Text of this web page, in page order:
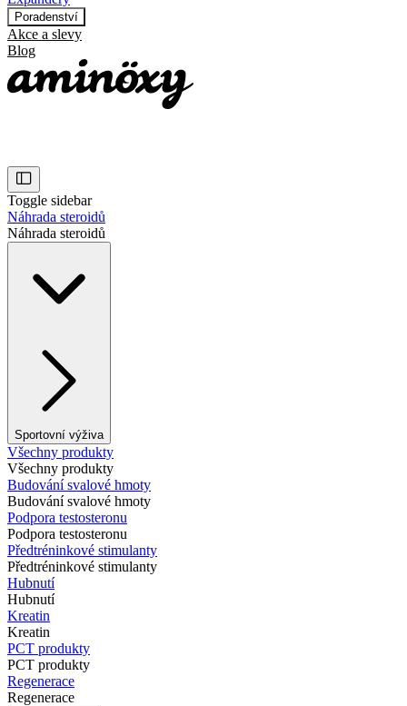
Poradenství
Akce a slevy
Blog
Toggle sidebar
Náhrada steroidů
Náhrada steroidů
Sportovní výživa
Všechny produkty
Všechny produkty
Budování svalové hmoty
Budování svalové hmoty
Podpora testosteronu
Podpora testosteronu
Předtréninkové stimulanty
Předtréninkové stimulanty
Hubnutí
Hubnutí
Kreatin
Kreatin
PCT produkty
PCT produkty
Regenerace
Regenerace